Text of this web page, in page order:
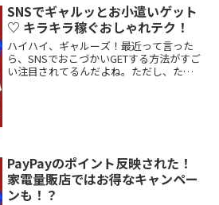
SNSでギャルッとお小遣いゲット
♡ キラキラ稼ぐおしゃれテク！
ハイハイ、ギャルーズ！最近って言った
ら、SNSでおこづかいGETする方法がすご
い注目されてるんだよね。ただし、ただ
PayPayのポイント反映された！
家電量販店ではお得なキャンペー
ンも！？